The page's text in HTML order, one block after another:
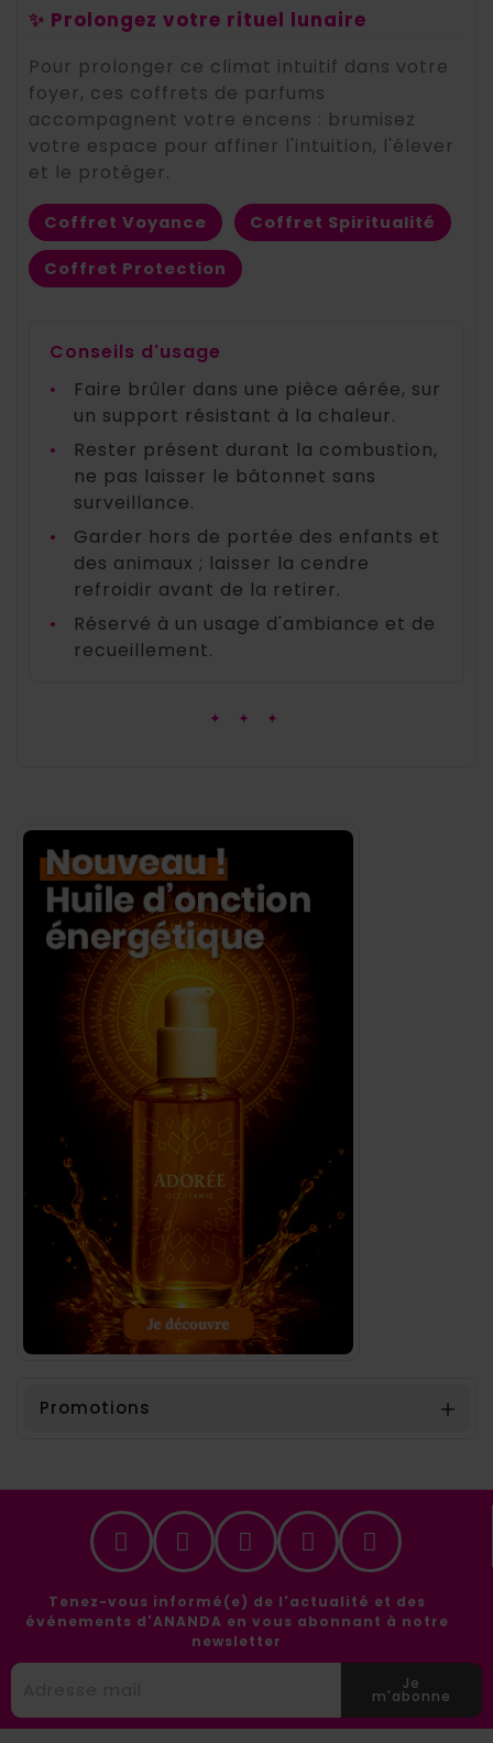
✨ Prolongez votre rituel lunaire
Pour prolonger ce climat intuitif dans votre
foyer, ces coffrets de parfums
accompagnent votre encens : brumisez
votre espace pour affiner l'intuition, l'élever
et le protéger.
Coffret Voyance Coffret Spiritualité
Coffret Protection
Conseils d'usage
•
Faire brûler dans une pièce aérée, sur
un support résistant à la chaleur.
•
Rester présent durant la combustion,
ne pas laisser le bâtonnet sans
surveillance.
•
Garder hors de portée des enfants et
des animaux ; laisser la cendre
refroidir avant de la retirer.
•
Réservé à un usage d'ambiance et de
recueillement.
✦ ✦ ✦
Promotions 
Tenez-vous informé(e) de l'actualité et des
événements d'ANANDA en vous abonnant à notre
newsletter
Je
m'abonne